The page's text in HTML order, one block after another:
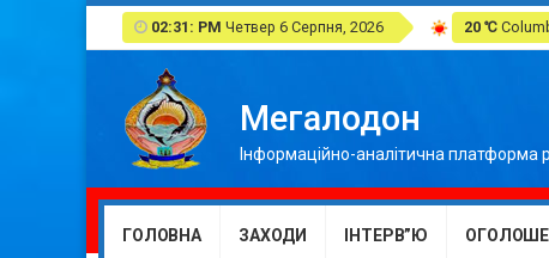
02:31: PM Четвер 6 Серпня, 2026 20 ℃
Мегалодон
Інформаційно-аналітична платформа
ГОЛОВНА ЗАХОДИ ІНТЕРВ”Ю